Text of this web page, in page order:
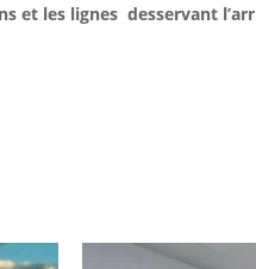
et les lignes desservant